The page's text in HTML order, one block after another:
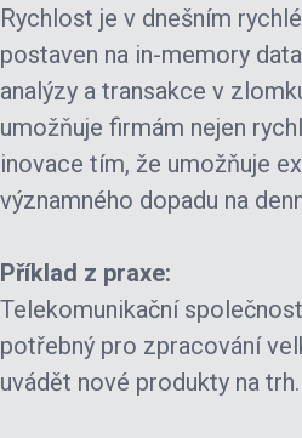
Rychlost je v dnešním
postaven na in-memory
analýzy a transakce v
umožňuje firmám nejen
inovace tím, že umožňuje
významného dopadu na
Příklad z praxe:
Telekomunikační
potřebný pro zpracování
uvádět nové produkty na trh.